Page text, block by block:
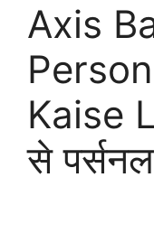
Axis
Kaise
से